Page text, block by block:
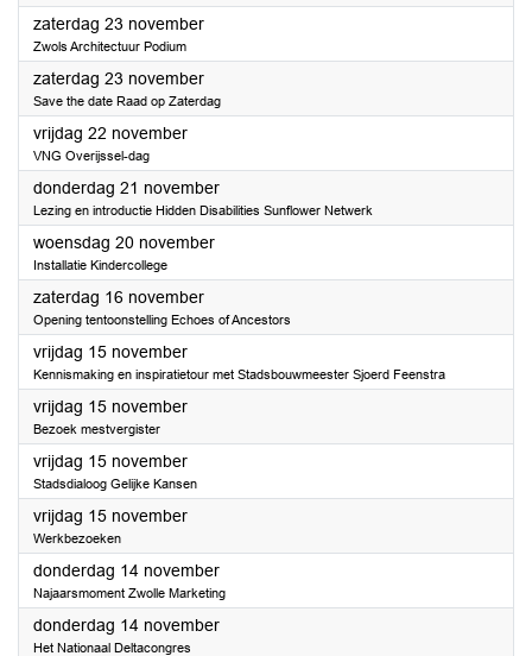
zaterdag 23 november2024
Zwols Architectuur Podium
zaterdag 23 november2024
Save the date Raad op Zaterdag
vrijdag 22 november2024
VNG Overijssel-dag
donderdag 21 november2024
Lezing en introductie Hidden Disabilities Sunflower Netwerk
woensdag 20 november2024
Installatie Kindercollege
zaterdag 16 november2024
Opening tentoonstelling Echoes of Ancestors
vrijdag 15 november2024
Kennismaking en inspiratietour met Stadsbouwmeester Sjoerd Feenstra
vrijdag 15 november2024
Bezoek mestvergister
vrijdag 15 november2024
Stadsdialoog Gelijke Kansen
vrijdag 15 november2024
Werkbezoeken
donderdag 14 november2024
Najaarsmoment Zwolle Marketing
donderdag 14 november2024
Het Nationaal Deltacongres